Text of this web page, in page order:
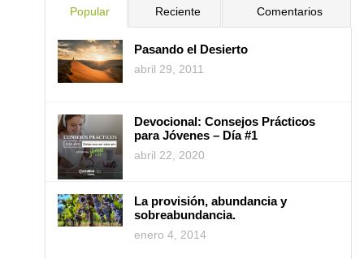
Popular Reciente Comentarios
Pasando el Desierto
abril 29, 2011
Devocional: Consejos Prácticos
para Jóvenes – Día #1
abril 22, 2020
La provisión, abundancia y
sobreabundancia.
enero 4, 2014